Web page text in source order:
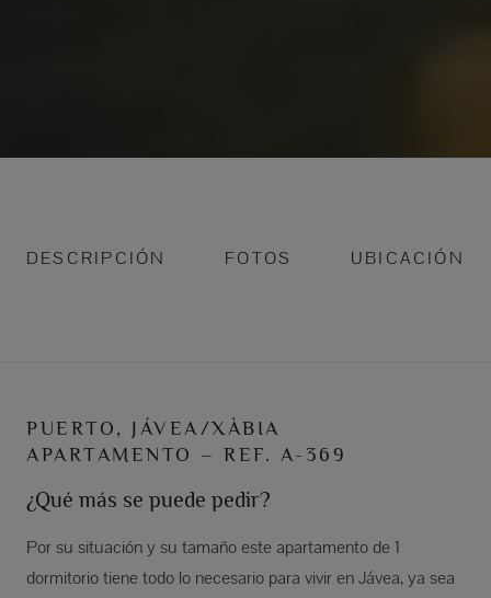
DESCRIPCIÓN FOTOS UBICACIÓN
PUERTO, JÁVEA/XÀBIA
APARTAMENTO – REF. A-369
¿Qué más se puede pedir?
Por su situación y su tamaño este apartamento de 1
dormitorio tiene todo lo necesario para vivir en Jávea, ya sea